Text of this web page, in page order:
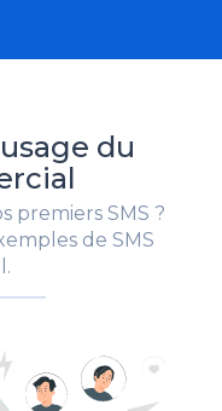
du
premiers SMS ?
de SMS